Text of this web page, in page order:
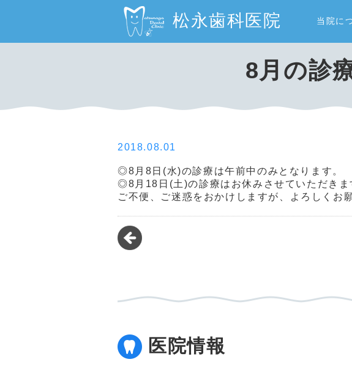
松永歯科医院 当院に
8月の診
2018.08.01
◎8月8日(水)の診療は午前中のみとなります。
◎8月18日(土)の診療はお休みさせていただきま
ご不便、ご迷惑をおかけしますが、よろしくお
医院情報